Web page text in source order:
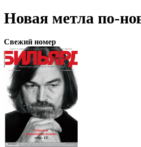
Новая метла по-
Свежий номер